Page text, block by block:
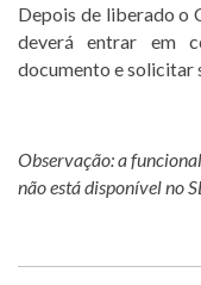
Depois de liberado o
deverá entrar em
documento e solicitar
Observação: a
não está disponível no